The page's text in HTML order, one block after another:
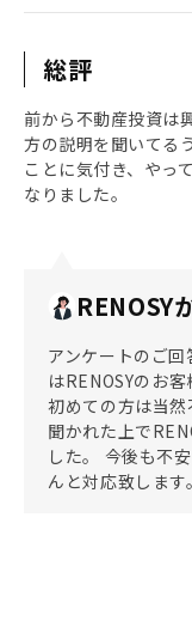
総評
前から不動産投資は
方の説明を聞いてる
ことに気付き、やっ
なりました。
RENOSY
アンケートのご
はRENOSYのお
初めての方は当
聞かれた上で
した。 今後も不
んと対応致します。